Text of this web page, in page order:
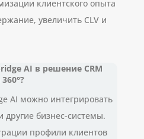
клиентского опыта
увеличить CLV и
AI в решение CRM
AI можно интегрировать
бизнес-системы.
профили клиентов